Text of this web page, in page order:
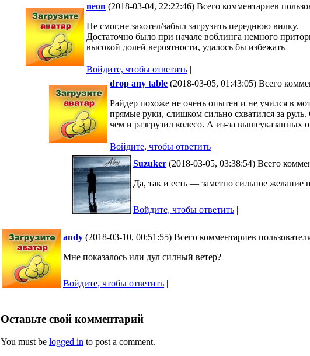
neon (2018-03-04, 22:22:46) Всего комментариев
Не смог,не захотел/забыл загрузить переднюю вилку.
Достаточно было при начале воблинга немного
высокой долей вероятности, удалось бы избежать
Войдите, чтобы ответить |
drop any table (2018-03-05, 01:43:05) Всего
Райдер похоже не очень опытен и не учился в
прямые руки, слишком сильно схватился за
чем и разгрузил колесо. А из-за вышеуказанных
Войдите, чтобы ответить |
Suzuker (2018-03-05, 03:38:54) Всего
Да, так и есть — заметно сильное желание
Войдите, чтобы ответить |
andy (2018-03-10, 00:51:55) Всего комментариев
Мне показалось или дул силный ветер?
Войдите, чтобы ответить |
Оставьте свой комментарий
You must be logged in to post a comment.